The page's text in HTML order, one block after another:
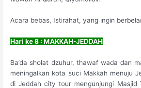
Acara bebas, Istirahat, yang ingin
Hari ke 8 : MAKKAH-JEDDAH
Ba’da sholat dzuhur, thawaf wada dan
meningalkan kota suci Makkah menuju
di Jeddah city tour mengunjungi Masjid